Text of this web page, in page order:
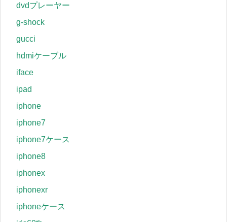
dvdプレーヤー
g-shock
gucci
hdmiケーブル
iface
ipad
iphone
iphone7
iphone7ケース
iphone8
iphonex
iphonexr
iphoneケース